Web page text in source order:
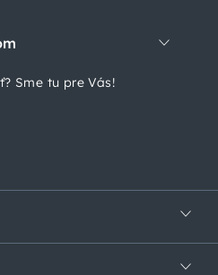
Sme tu pre Vás!